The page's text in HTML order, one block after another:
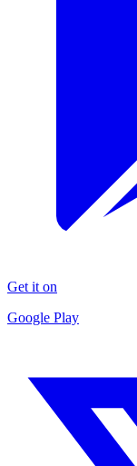
Get it on
Google Play